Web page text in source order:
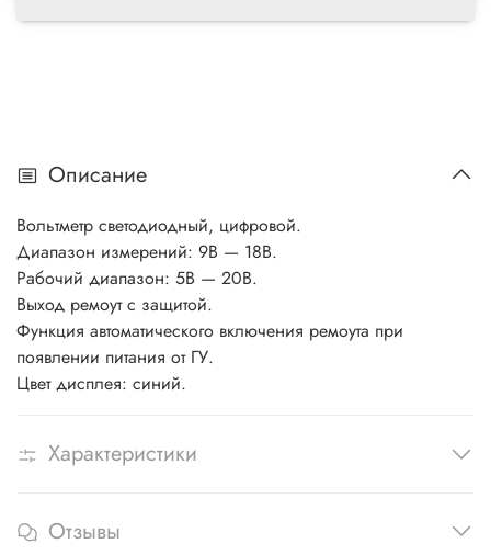
Описание
Вольтметр светодиодный, цифровой.
Диапазон измерений: 9В — 18В.
Рабочий диапазон: 5В — 20В.
Выход ремоут с защитой.
Функция автоматического включения ремоута при
появлении питания от ГУ.
Цвет дисплея: синий.
Характеристики
Отзывы